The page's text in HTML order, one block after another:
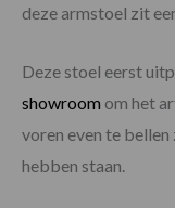
deze armstoel zit
Deze stoel eerst
showroom om het
voren even te
hebben staan.